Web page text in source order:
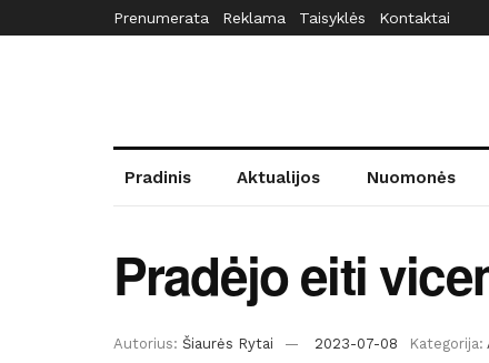
Prenumerata Reklama Taisyklės Kontaktai
Pradinis Aktualijos Nuomonės
Pradėjo eiti
Autorius: Šiaurės Rytai 2023-07-08 Kategorija: